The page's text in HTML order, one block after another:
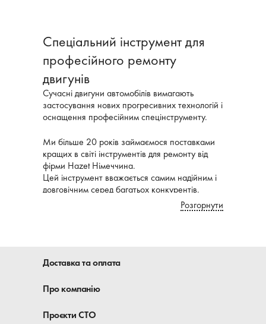
Спеціальний інструмент для
професійного ремонту
двигунів
Сучасні двигуни автомобілів вимагають
застосування нових прогресивних технологій і
оснащення професійним спецінструменту.
Ми більше 20 років займаємося поставками
кращих в світі інструментів для ремонту від
фірми Hazet Німеччина.
Цей інструмент вважається самим надійним і
довговічним серед багатьох конкурентів.
В асортименті - широкий вибір спеціальних
інструмент для заміни масла в двигуні,
спецінструменту для заміни ременів ГРМ і
широкого модельного ряду автомобілів
Розгорнути
Доставка та оплата
Про компанію
Проєкти СТО